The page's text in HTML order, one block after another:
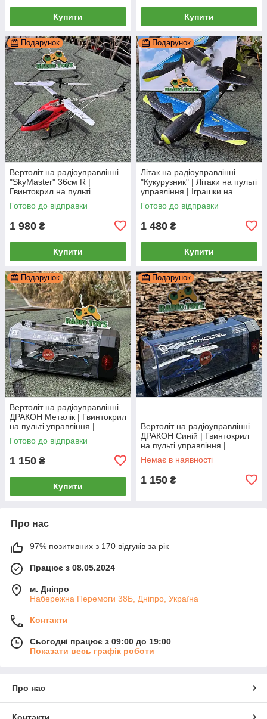
Купити Купити
Подарунок
Вертоліт на радіоуправлінні
"SkyMaster" 36см R |
Гвинтокрил на пульті
управління | Гелікоптер на
радіокеруванні
Готово до відправки
1 980 ₴
Купити
Подарунок
Літак на радіоуправлінні
"Кукурузник" | Літаки на пульті
управління | Іграшки на
радіокеруванні
Готово до відправки
1 480 ₴
Купити
Подарунок
Вертоліт на радіоуправлінні
ДРАКОН Металік | Гвинтокрил
на пульті управління |
Гелікоптер на радіокеруванні
Готово до відправки
1 150 ₴
Купити
Подарунок
Вертоліт на радіоуправлінні
ДРАКОН Синій | Гвинтокрил
на пульті управління |
Гелікоптер на радіокеруванні
Немає в наявності
1 150 ₴
Про нас
97% позитивних з 170 відгуків за рік
Працює з 08.05.2024
м. Дніпро
Набережна Перемоги 38Б, Дніпро, Україна
Контакти
Сьогодні працює з 09:00 до 19:00
Показати весь графік роботи
Про нас